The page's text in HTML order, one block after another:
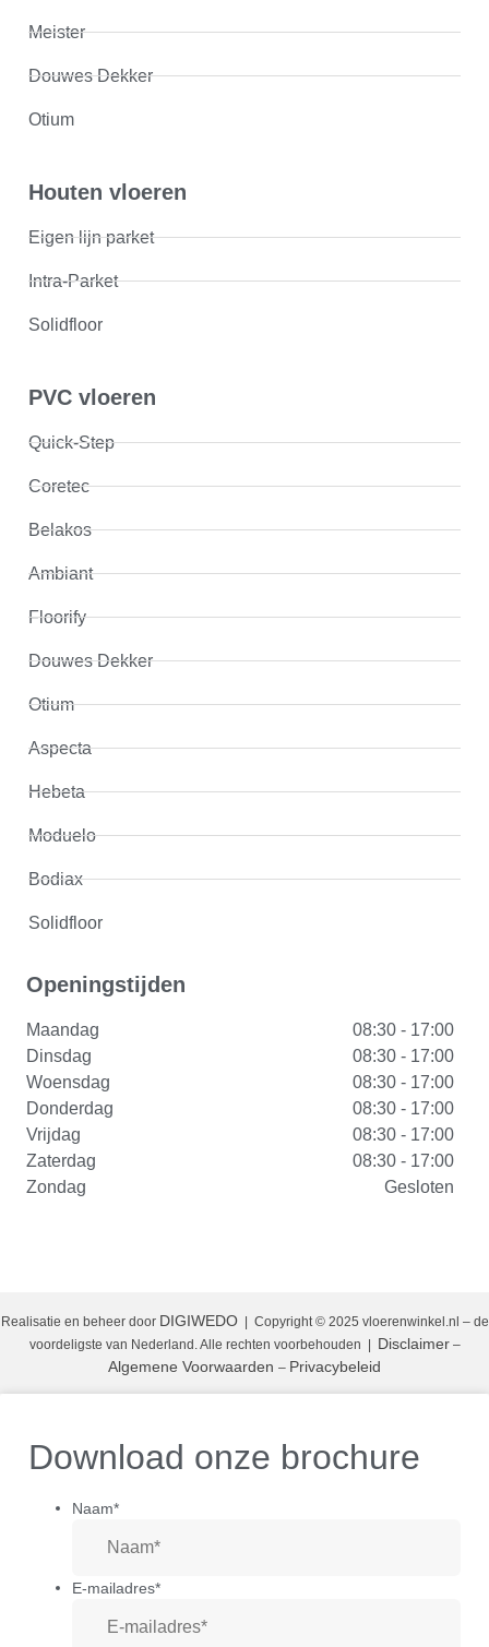
Meister
Douwes Dekker
Otium
Houten vloeren
Eigen lijn parket
Intra-Parket
Solidfloor
PVC vloeren
Quick-Step
Coretec
Belakos
Ambiant
Floorify
Douwes Dekker
Otium
Aspecta
Hebeta
Moduelo
Bodiax
Solidfloor
Openingstijden
Maandag
08:30 - 17:00
Dinsdag
08:30 - 17:00
Woensdag
08:30 - 17:00
Donderdag
08:30 - 17:00
Vrijdag
08:30 - 17:00
Zaterdag
08:30 - 17:00
Zondag
Gesloten
Realisatie en beheer door DIGIWEDO| Copyright © 2025 vloerenwinkel.nl – de
voordeligste van Nederland. Alle rechten voorbehouden | Disclaimer–
Algemene Voorwaarden – Privacybeleid
Download onze brochure
Naam*
E-mailadres*